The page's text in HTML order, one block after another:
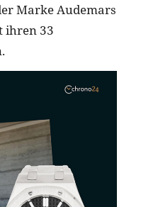
Marke Audemars
ihren 33